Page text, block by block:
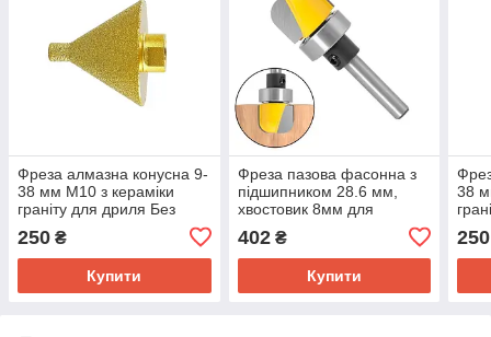
Фреза алмазна конусна 9-
38 мм M10 з кераміки
граніту для дриля Без
250 ₴
Купити
Фреза пазова фасонна з
підшипником 28.6 мм,
хвостовик 8мм для
402₴
Купити
38
250